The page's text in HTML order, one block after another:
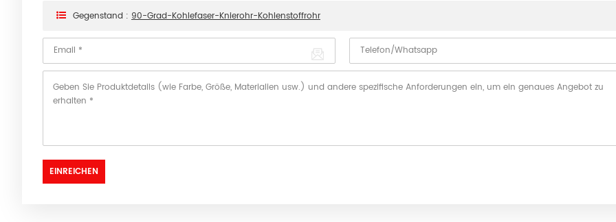
Gegenstand : 90-Grad-Kohlefaser-Knierohr-Kohlenstoffrohr